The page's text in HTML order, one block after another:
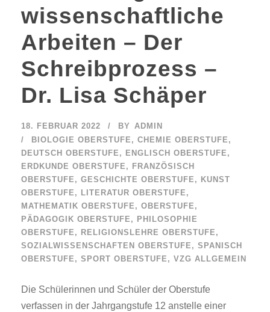
wissenschaftliche
Arbeiten – Der
Schreibprozess –
Dr. Lisa Schäper
18. FEBRUAR 2022 BY ADMIN
BIOLOGIE OBERSTUFE , CHEMIE OBERSTUFE ,
DEUTSCH OBERSTUFE , ENGLISCH OBERSTUFE ,
ERDKUNDE OBERSTUFE , FRANZÖSISCH
OBERSTUFE , GESCHICHTE OBERSTUFE , KUNST
OBERSTUFE , LITERATUR OBERSTUFE ,
MATHEMATIK OBERSTUFE , OBERSTUFE ,
PÄDAGOGIK OBERSTUFE , PHILOSOPHIE
OBERSTUFE , RELIGIONSLEHRE OBERSTUFE ,
SOZIALWISSENSCHAFTEN OBERSTUFE , SPANISCH
OBERSTUFE , SPORT OBERSTUFE , VZG ALLGEMEIN
Die Schülerinnen und Schüler der Oberstufe
verfassen in der Jahrgangstufe 12 anstelle einer